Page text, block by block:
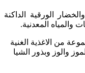
الورقية الداكنة
والمياه المعدنية.